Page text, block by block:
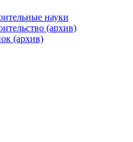
науки
(архив)
(архив)